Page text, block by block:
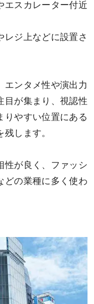
エスカレーター付近
レジ上などに設置さ
エンタメ性や演出力
目が集まり、視認性
りやすい位置にある
します。
性が良く、ファッシ
どの業種に多く使わ